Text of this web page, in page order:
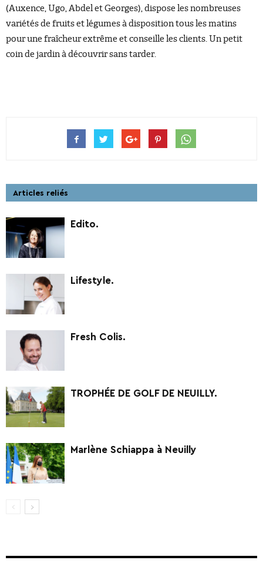
(Auxence, Ugo, Abdel et Georges), dispose les nombreuses
variétés de fruits et légumes à disposition tous les matins
pour une fraîcheur extrême et conseille les clients. Un petit
coin de jardin à découvrir sans tarder.
Articles reliés
Edito.
Lifestyle.
Fresh Colis.
TROPHÉE DE GOLF DE NEUILLY.
Marlène Schiappa à Neuilly